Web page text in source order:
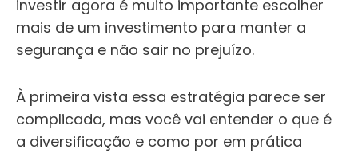
investir agora é muito importante escolher
mais de um investimento para manter a
segurança e não sair no prejuízo.
À primeira vista essa estratégia parece ser
complicada, mas você vai entender o que é
a diversificação e como por em prática